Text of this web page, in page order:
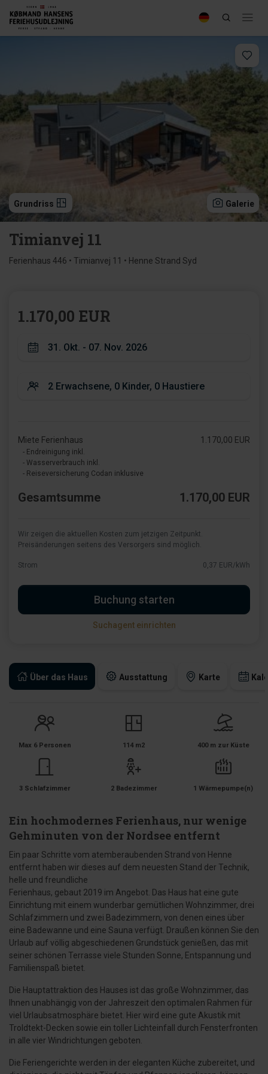
Grundriss Galerie
Timianvej 11
Ferienhaus 446 • Timianvej 11 • Henne Strand Syd
Über das Haus Ausstattung Karte
Max 6 Personen 114 m2 400 m zur Küste
3 Schlafzimmer 2 Badezimmer 1 Wärmepumpe(n)
Ein hochmodernes Ferienhaus, nur wenige
Gehminuten von der Nordsee entfernt
Ein paar Schritte vom atemberaubenden Strand von Henne
entfernt haben wir dieses auf dem neuesten Stand der Technik,
helle und freundliche
Ferienhaus, gebaut 2019 im Angebot. Das Haus hat eine gute
Einrichtung mit einem wunderbar gemütlichen Wohnzimmer, drei
Schlafzimmern und zwei Badezimmern, von denen eines über
eine Badewanne und eine Sauna verfügt. Draußen können Sie den
Urlaub auf völlig abgeschiedenen Grundstück genießen, das mit
seiner schönen Terrasse viele Stunden Sonne, Entspannung und
Familienspaß bietet.
Die Hauptattraktion des Hauses ist das große Wohnzimmer, das
Ihnen unabhängig von der Jahreszeit den optimalen Rahmen für
viel Urlaubsatmosphäre bietet. Hier wird eine gute Akustik mit
Troldtekt-Decken sowie ein toller Lichteinfall durch Fensterfronten
in alle vier Windrichtungen geboten.
Die Feriengerichte werden in der eleganten Küche zubereitet, und
1.170,00 EUR
Miete Ferienhaus
- Endreinigung inkl.
- Wasserverbrauch inkl.
- Reiseversicherung Codan inklusive
1.170,00 EUR
Gesamtsumme 1.170,00 EUR
Wir zeigen die aktuellen Kosten zum jetzigen Zeitpunkt.
Preisänderungen seitens des Versorgers sind möglich.
Strom 0,37 EUR/kWh
Buchung starten
Suchagent einrichten